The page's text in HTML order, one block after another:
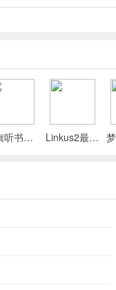
番旗听书免费畅听(听书软件) Linkus2最新手机版